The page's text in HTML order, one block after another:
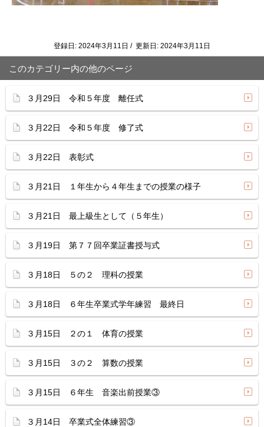
登録日: 2024年3月11日 / 更新日: 2024年3月11日
このカテゴリー内の他のページ
３月29日 令和５年度 離任式
３月22日 令和５年度 修了式
３月22日 表彰式
３月21日 １年生から４年生までの授業の様子
３月21日 最上級生として（５年生）
３月19日 第７７回卒業証書授与式
３月18日 ５の２ 理科の授業
３月18日 ６年生卒業式学年練習 最終日
３月15日 ２の１ 体育の授業
３月15日 ３の２ 算数の授業
３月15日 ６年生 音楽出前授業③
３月14日 卒業式全体練習③